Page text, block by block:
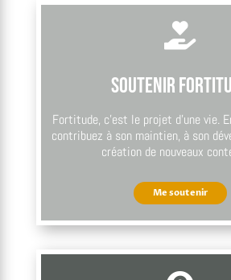

Soutenir
Fortitude, c’est le projet d’une vie.
contribuez à son maintien, à son
création de nouveaux
Me soutenir